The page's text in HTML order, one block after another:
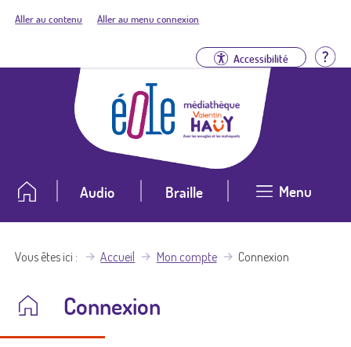
Aller au contenu Aller au menu connexion
Accessibilité
Audio Braille Menu
Vous êtes ici Accueil Mon compte Connexion
Connexion